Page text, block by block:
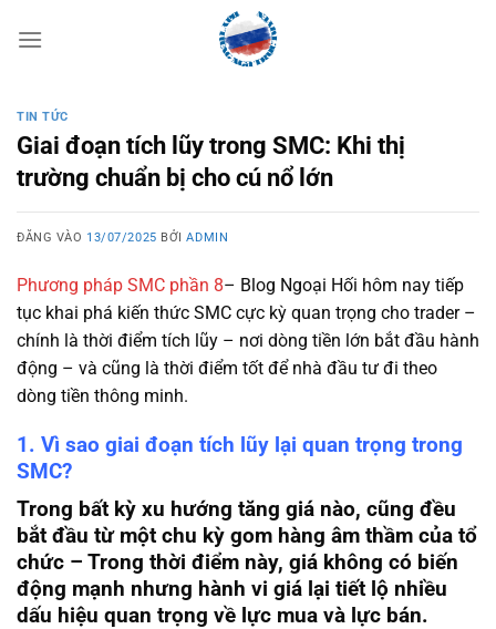
qua
TIN TỨC
Giai đoạn tích lũy trong SMC: Khi thị
trường chuẩn bị cho cú nổ lớn
ĐĂNG VÀO 13/07/2025 BỞIADMIN
Phương pháp SMC phần 8– Blog Ngoại Hối hôm nay tiếp
tục khai phá kiến thức SMC cực kỳ quan trọng cho trader –
chính là thời điểm tích lũy – nơi dòng tiền lớn bắt đầu hành
động – và cũng là thời điểm tốt để nhà đầu tư đi theo
dòng tiền thông minh.
1. Vì sao giai đoạn tích lũy lại quan trọng trong
SMC?
Trong bất kỳ xu hướng tăng giá nào, cũng đều
bắt đầu từ một chu kỳ gom hàng âm thầm của tổ
chức – Trong thời điểm này, giá không có biến
động mạnh nhưng hành vi giá lại tiết lộ nhiều
dấu hiệu quan trọng về lực mua và lực bán.